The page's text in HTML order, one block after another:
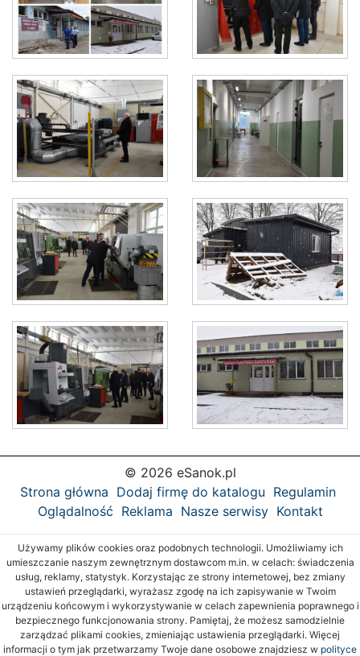
© 2026 eSanok.pl
Strona główna Dodaj firmę do katalogu Regulamin
Oglądalność Reklama Nasze serwisy Kontakt
Używamy plików cookies oraz podobnych technologii. Umożliwiamy ich
umieszczanie naszym zewnętrznym dostawcom m.in. w celach: świadczenia
usług, reklamy, statystyk. Korzystając ze strony internetowej, bez zmiany
ustawień przeglądarki, wyrażasz zgodę na ich zapisywanie w Twoim
urządzeniu końcowym i wykorzystywanie w celach zapewnienia poprawnego i
bezpiecznego funkcjonowania strony. Pamiętaj, że możesz samodzielnie
zarządzać plikami cookies, zmieniając ustawienia przeglądarki. Więcej
informacji o tym jak przetwarzamy Twoje dane osobowe znajdziesz w polityce